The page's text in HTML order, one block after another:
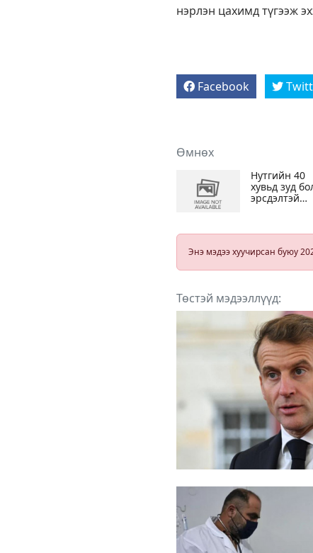
нэрлэн цахимд түгээж
Facebook
Өмнөх
Нутгийн 40
хувьд зуд
эрсдэлтэй
Энэ мэдээ хуучирсан буюу
Төстэй мэдээллүүд: